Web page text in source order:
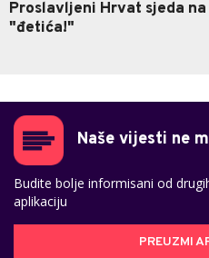
Proslavljeni Hrvat sjeda
"đetića!"
Naše vijesti ne
Budite bolje informisani od
aplikaciju
PREUZMI